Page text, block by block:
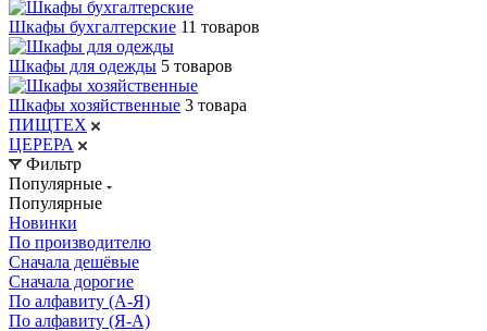
Шкафы бухгалтерские 11 товаров
Шкафы для одежды 5 товаров
Шкафы хозяйственные 3 товара
ПИЩТЕХ
ЦЕРЕРА
Фильтр
Популярные
Популярные
Новинки
По производителю
Сначала дешёвые
Сначала дорогие
По алфавиту (А-Я)
По алфавиту (Я-А)